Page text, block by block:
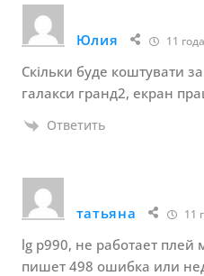
Юлия 11
Скільки буде коштувати
галакси гранд2, екран
Ответить
татьяна 11
lg р990, не работает плей
пишет 498 ошибка или